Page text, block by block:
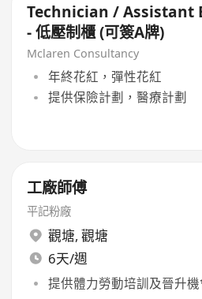
Technician / Assistant
- 低壓制櫃 (可簽A牌)
Mclaren Consultancy
年終花紅，彈性花紅
提供保險計劃，醫療計劃
工廠師傅
平記粉廠
觀塘, 觀塘
6天/週
提供體力勞動培訓及晉升機